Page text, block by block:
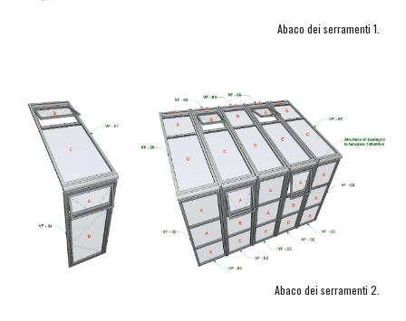
Abaco dei serramenti 1.
Abaco dei serramenti 2.